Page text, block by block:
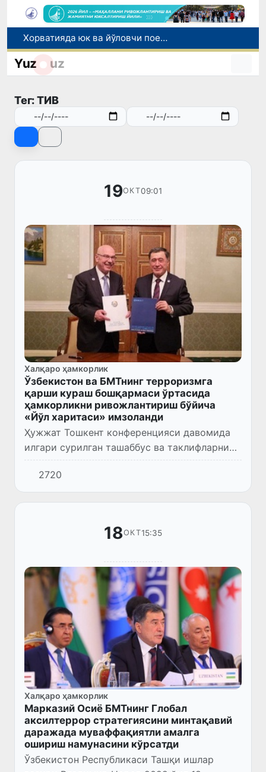
Хорватияда юк ва йўловчи поездларининг тўқнашиб кетиши оқибатида 24 киши жабрланди
Бозор хизматларининг 40 фоиздан ортиғи пойтахт ҳиссасига тўғри келмоқда
“Мен таниган Ўзбекистон!”
Сирдарёда юк машинаси ҳамда "Captiva" иштирокида йўл-транспорт ҳодисаси содир бўлди
Yuz uz
Тег: ТИВ
19ОКТ09:01
Халқаро ҳамкорлик
Ўзбекистон ва БМТнинг терроризмга
қарши кураш бошқармаси ўртасида
ҳамкорликни ривожлантириш бўйича
«Йўл харитаси» имзоланди
Ҳужжат Тошкент конференцияси давомида
илгари сурилган ташаббус ва таклифларни
ўз ичига олган ҳамда икки томонлама
ҳамкорликнинг устувор йўналишларини
белгилаб беради.
2720
18ОКТ15:35
Халқаро ҳамкорлик
Марказий Осиё БМТнинг Глобал
аксилтеррор стратегиясини минтақавий
даражада муваффақиятли амалга
ошириш намунасини кўрсатди
Ўзбекистон Республикаси Ташқи ишлар